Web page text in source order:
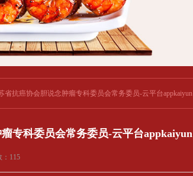
省抗癌协会胆说念肿瘤专科委员会常务委员-云平台appkaiyun
专科委员会常务委员-云平台appkaiyun
115